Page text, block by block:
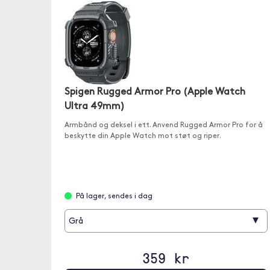
Spigen Rugged Armor Pro (Apple Watch
Ultra 49mm)
Armbånd og deksel i ett. Anvend Rugged Armor Pro for å
beskytte din Apple Watch mot støt og riper.
På lager, sendes i dag
Grå ▾
359 kr